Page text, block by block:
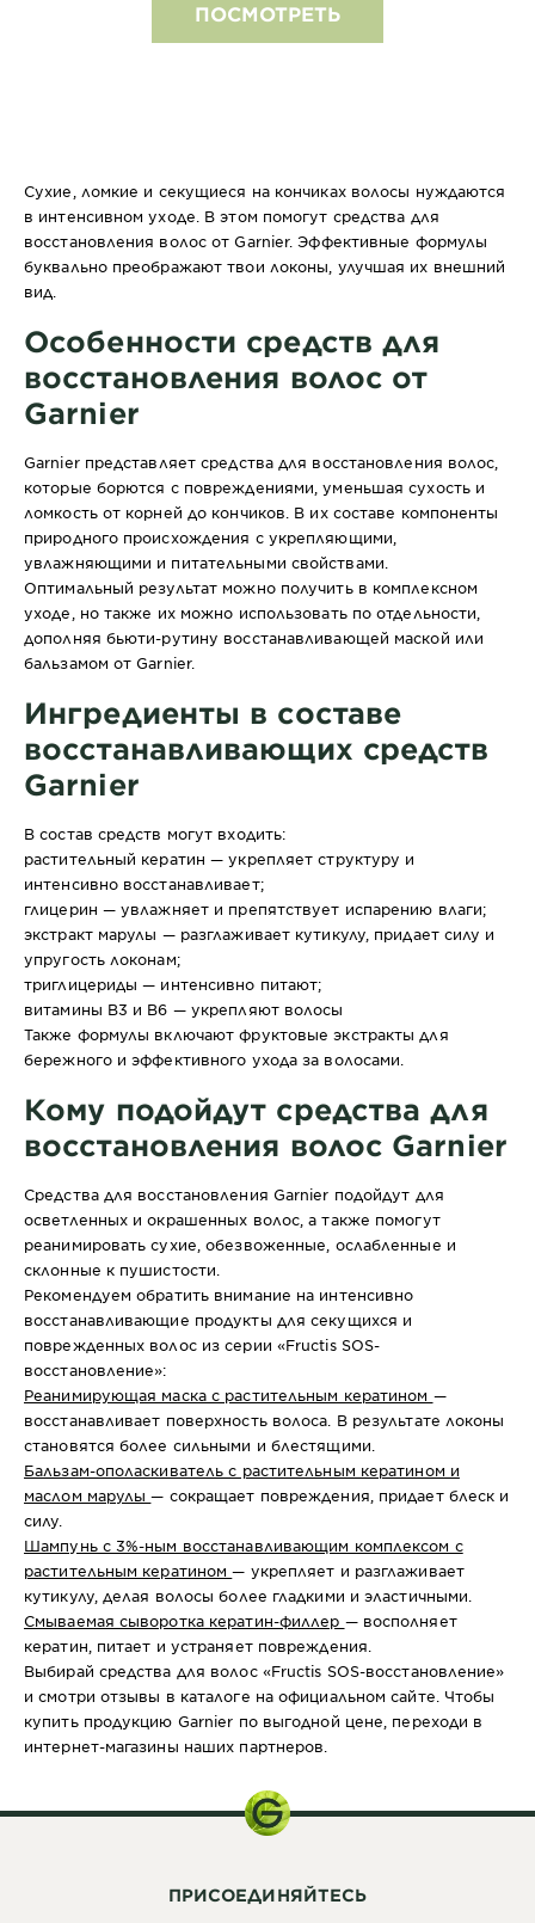
ПОСМОТРЕТЬ
Сухие, ломкие и секущиеся на кончиках волосы нуждаются
в интенсивном уходе. В этом помогут средства для
восстановления волос от Garnier. Эффективные формулы
буквально преображают твои локоны, улучшая их внешний
вид.
Особенности средств для
восстановления волос от
Garnier
Garnier представляет средства для восстановления волос,
которые борются с повреждениями, уменьшая сухость и
ломкость от корней до кончиков. В их составе компоненты
природного происхождения с укрепляющими,
увлажняющими и питательными свойствами.
Оптимальный результат можно получить в комплексном
уходе, но также их можно использовать по отдельности,
дополняя бьюти-рутину восстанавливающей маской или
бальзамом от Garnier.
Ингредиенты в составе
восстанавливающих средств
Garnier
В состав средств могут входить:
растительный кератин — укрепляет структуру и
интенсивно восстанавливает;
глицерин — увлажняет и препятствует испарению влаги;
экстракт марулы — разглаживает кутикулу, придает силу и
упругость локонам;
триглицериды — интенсивно питают;
витамины В3 и В6 — укрепляют волосы
Также формулы включают фруктовые экстракты для
бережного и эффективного ухода за волосами.
Кому подойдут средства для
восстановления волос Garnier
Средства для восстановления Garnier подойдут для
осветленных и окрашенных волос, а также помогут
реанимировать сухие, обезвоженные, ослабленные и
склонные к пушистости.
Рекомендуем обратить внимание на интенсивно
восстанавливающие продукты для секущихся и
поврежденных волос из серии «Fructis SOS-
восстановление»:
Реанимирующая маска с растительным кератином —
восстанавливает поверхность волоса. В результате локоны
становятся более сильными и блестящими.
Бальзам-ополаскиватель с растительным кератином и
маслом марулы— сокращает повреждения, придает блеск и
силу.
Шампунь с 3%-ным восстанавливающим комплексом с
растительным кератином— укрепляет и разглаживает
кутикулу, делая волосы более гладкими и эластичными.
Смываемая сыворотка кератин-филлер — восполняет
кератин, питает и устраняет повреждения.
Выбирай средства для волос «Fructis SOS-восстановление»
и смотри отзывы в каталоге на официальном сайте. Чтобы
купить продукцию Garnier по выгодной цене, переходи в
интернет-магазины наших партнеров.
ПРИСОЕДИНЯЙТЕСЬ